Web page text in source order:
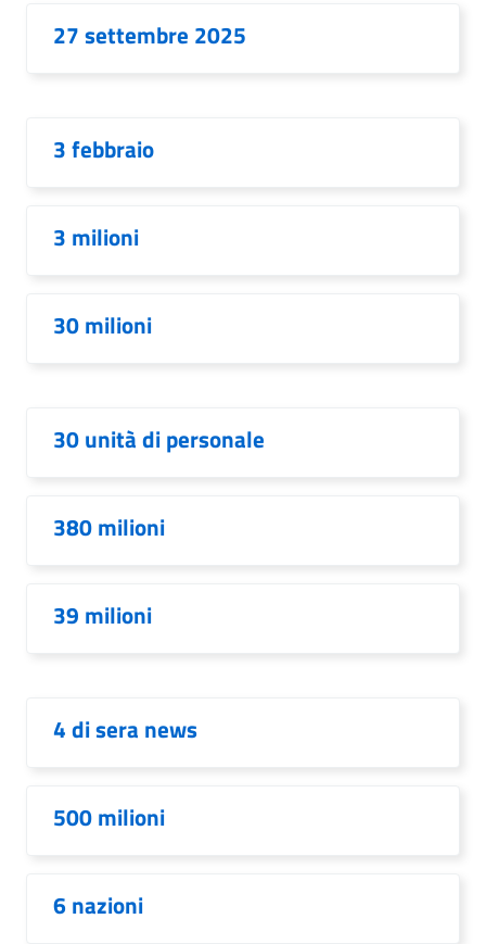
27 settembre 2025
3 febbraio
3 milioni
30 milioni
30 unità di personale
380 milioni
39 milioni
4 di sera news
500 milioni
6 nazioni